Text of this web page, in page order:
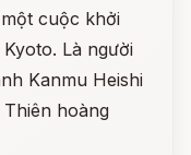
cuộc khởi
Là người
Kanmu Heishi
hoàng